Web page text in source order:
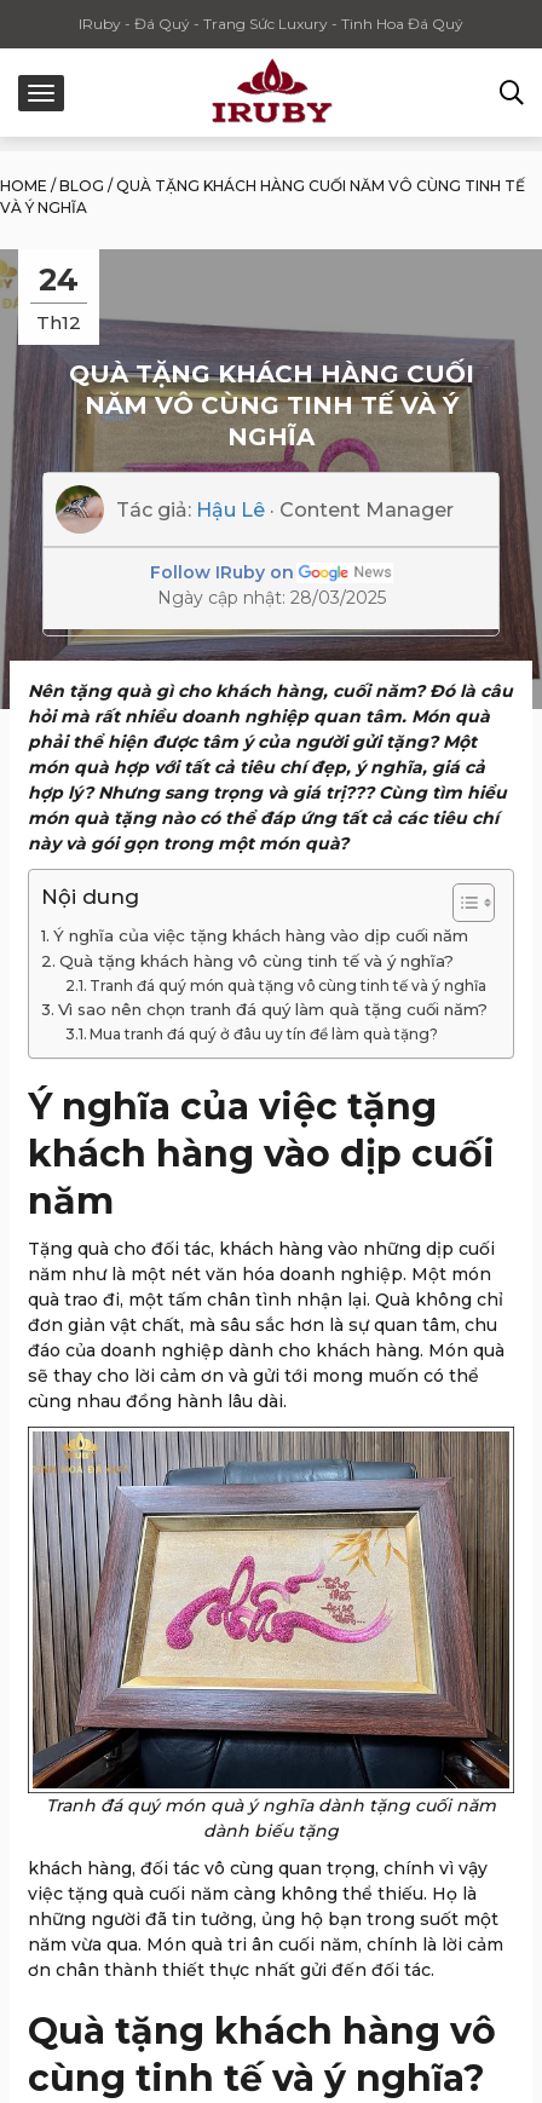
IRuby - Đá Quý - Trang Sức Luxury - Tinh Hoa Đá Quý
HOME / BLOG / QUÀ TẶNG KHÁCH HÀNG CUỐI NĂM VÔ CÙNG TINH TẾ
VÀ Ý NGHĨA
24
Th12
QUÀ TẶNG KHÁCH HÀNG CUỐI
NĂM VÔ CÙNG TINH TẾ VÀ Ý
NGHĨA
Tác giả: Hậu Lê · Content Manager
Follow IRuby on
Ngày cập nhật: 28/03/2025
Nên tặng quà gì cho khách hàng, cuối năm? Đó là câu
hỏi mà rất nhiều doanh nghiệp quan tâm. Món quà
phải thể hiện được tâm ý của người gửi tặng? Một
món quà hợp với tất cả tiêu chí đẹp, ý nghĩa, giá cả
hợp lý? Nhưng sang trọng và giá trị??? Cùng tìm hiểu
món quà tặng nào có thể đáp ứng tất cả các tiêu chí
này và gói gọn trong một món quà?
Nội dung
Ý nghĩa của việc tặng khách hàng vào dịp cuối năm
Quà tặng khách hàng vô cùng tinh tế và ý nghĩa?
Tranh đá quý món quà tặng vô cùng tinh tế và ý nghĩa
Vì sao nên chọn tranh đá quý làm quà tặng cuối năm?
Mua tranh đá quý ở đâu uy tín để làm quà tặng?
Ý nghĩa của việc tặng
khách hàng vào dịp cuối
năm
Tặng quà cho đối tác, khách hàng vào những dịp cuối
năm như là một nét văn hóa doanh nghiệp. Một món
quà trao đi, một tấm chân tình nhận lại. Quà không chỉ
đơn giản vật chất, mà sâu sắc hơn là sự quan tâm, chu
đáo của doanh nghiệp dành cho khách hàng. Món quà
sẽ thay cho lời cảm ơn và gửi tới mong muốn có thể
cùng nhau đồng hành lâu dài.
Tranh đá quý món quà ý nghĩa dành tặng cuối năm
dành biếu tặng
khách hàng, đối tác vô cùng quan trọng, chính vì vậy
việc tặng quà cuối năm càng không thể thiếu. Họ là
những người đã tin tưởng, ủng hộ bạn trong suốt một
năm vừa qua. Món quà tri ân cuối năm, chính là lời cảm
ơn chân thành thiết thực nhất gửi đến đối tác.
Quà tặng khách hàng vô
cùng tinh tế và ý nghĩa?